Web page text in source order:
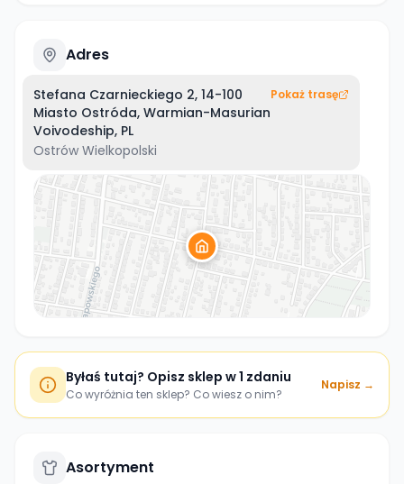
Adres
Stefana Czarnieckiego 2, 14-100
Miasto Ostróda, Warmian-Masurian
Voivodeship, PL
Ostrów Wielkopolski
Pokaż trasę
Byłaś tutaj? Opisz sklep w 1 zdaniu
Co wyróżnia ten sklep? Co wiesz o nim?
Napisz →
Asortyment